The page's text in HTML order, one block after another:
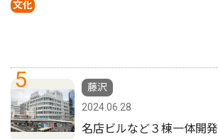
文化
5
藤沢
2024.06.28
名店ビルなど３棟一体開発